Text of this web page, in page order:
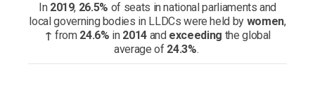
In 2019, 26.5% of seats in national parliaments and
local governing bodies in LLDCs were held by women,
↑ from 24.6% in 2014and exceeding the global
average of 24.3%.